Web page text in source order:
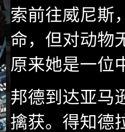
索前往威尼斯
命，但对动物
原来她是一位
邦德到达亚马
擒获。得知德